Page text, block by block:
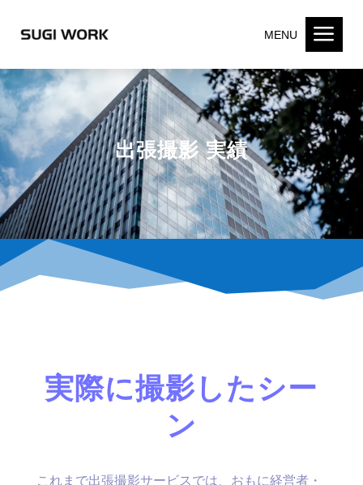
MENU a
出張撮影 実績
実際に撮影したシー
ン
これまで出張撮影サービスでは、おもに経営者・